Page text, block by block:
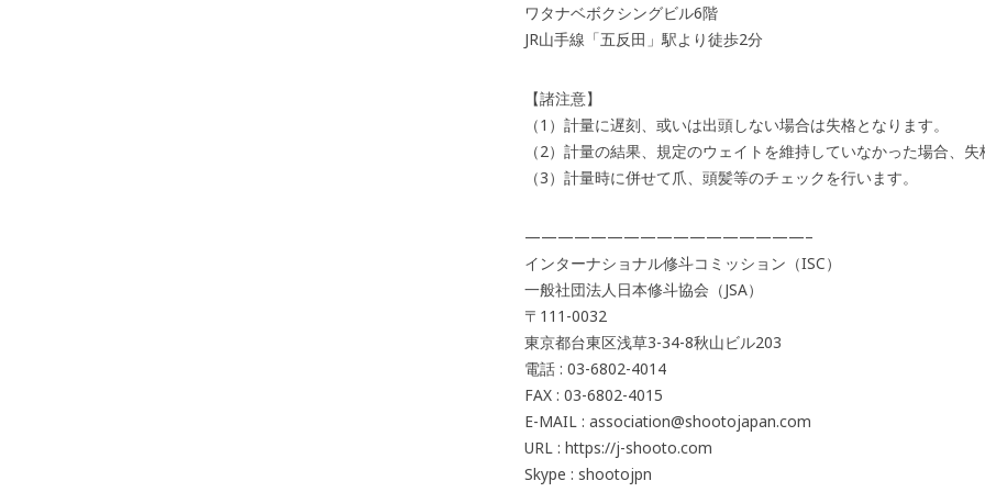
ワタナベボクシングビル6階
JR山手線「五反田」駅より徒歩2分
【諸注意】
（1）計量に遅刻、或いは出頭しない場合は失格となります。
（2）計量の結果、規定のウェイトを維持していなかった場合、失
（3）計量時に併せて爪、頭髪等のチェックを行います。
—————————————————–
インターナショナル修斗コミッション（ISC）
一般社団法人日本修斗協会（JSA）
〒111-0032
東京都台東区浅草3-34-8秋山ビル203
電話 : 03-6802-4014
FAX : 03-6802-4015
E-MAIL : association@shootojapan.com
URL : https://j-shooto.com
Skype : shootojpn